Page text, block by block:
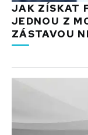
JAK ZÍSKAT
JEDNOU Z
ZÁSTAVOU